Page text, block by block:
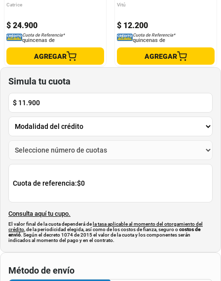
Catrice
$ 24.900
Cuota de Referencia*
quincenas de
AGREGAR
Vitú
$ 12.200
Cuota de Referencia*
quincenas de
AGREGAR
Simula tu cuota
$ 11.900
Cuota de referencia:$0
Consulta aquí tu cupo.
El valor final de la cuota dependerá de la tasa aplicable al momento del otorgamiento del
crédito , de la periodicidad elegida, así como de los costos de fianza, seguro ocostos de
envió. Según el decreto 1074 de 2015 el valor de la cuota y los componentes serán
indicados al momento del pago y en el contrato.
Método de envío